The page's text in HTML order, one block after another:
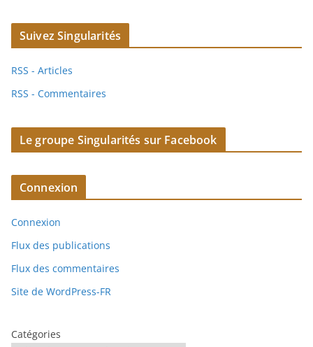
Suivez Singularités
RSS - Articles
RSS - Commentaires
Le groupe Singularités sur Facebook
Connexion
Connexion
Flux des publications
Flux des commentaires
Site de WordPress-FR
Catégories